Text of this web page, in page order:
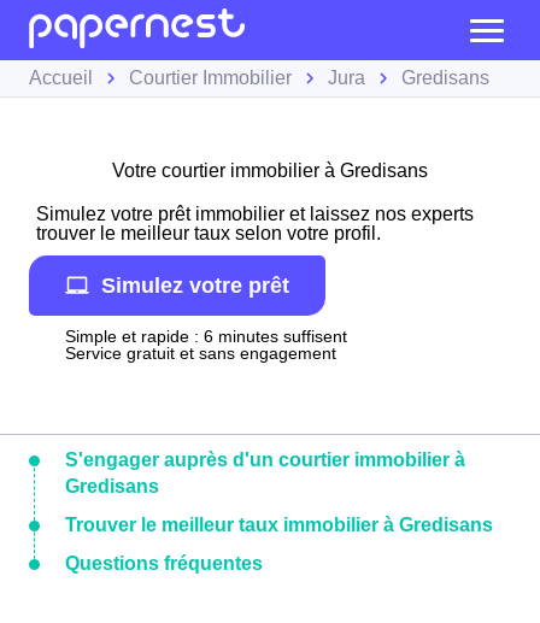
Accueil Courtier Immobilier Jura Gredisans
Votre courtier immobilier à Gredisans
Simulez votre prêt immobilier et laissez nos experts
trouver le meilleur taux selon votre profil.
Simulez votre prêt
Simple et rapide : 6 minutes suffisent
Service gratuit et sans engagement
S'engager auprès d'un courtier immobilier à
Gredisans
Trouver le meilleur taux immobilier à Gredisans
Questions fréquentes